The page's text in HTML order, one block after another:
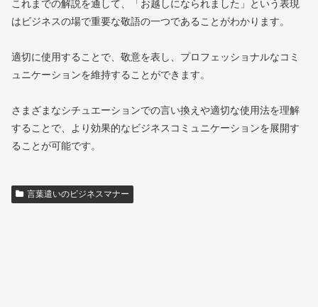
これまでの解説を通して、「お越しになられました」という表現
はビジネスの場で重要な敬語の一つであることがわかります。
適切に使用することで、敬意を表し、プロフェッショナルなコミ
ュニケーションを維持することができます。
さまざまなシチュエーションでの言い換えや適切な使用法を理解
することで、より効果的なビジネスコミュニケーションを展開す
ることが可能です。
言葉遣いのビジネスマナー